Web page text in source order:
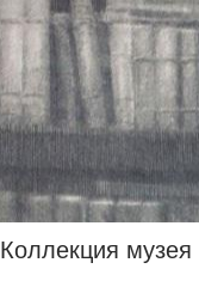
Коллекция музея